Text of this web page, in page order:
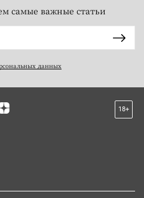
самые важные статьи
данных
18+